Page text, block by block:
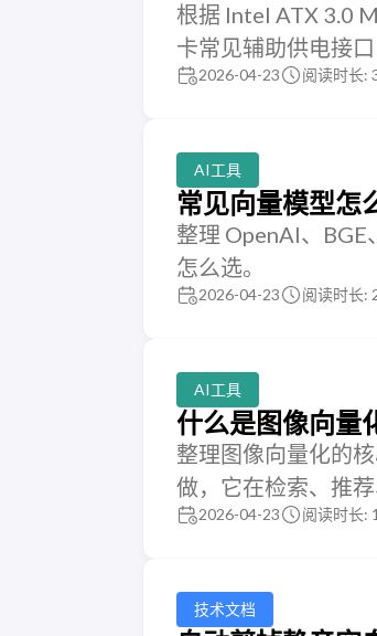
根据 Intel ATX 3.0
卡常见辅助供电接
2026-04-23 阅读时长:
AI工具
常见向量模型怎
整理 OpenAI、
怎么选。
2026-04-23 阅读时长:
AI工具
什么是图像向量
整理图像向量化的
做，它在检索、推
2026-04-23 阅读时长:
技术文档